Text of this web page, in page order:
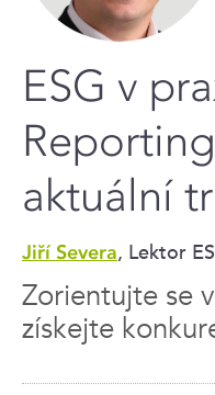
ESG v
aktuální
Jiří Severa, Lektor
Zorientujte se
získejte